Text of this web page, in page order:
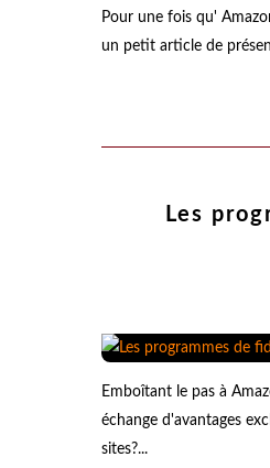
Pour une fois qu'
un petit article de
Les
Emboîtant le pas à
échange d'avantages
sites?...